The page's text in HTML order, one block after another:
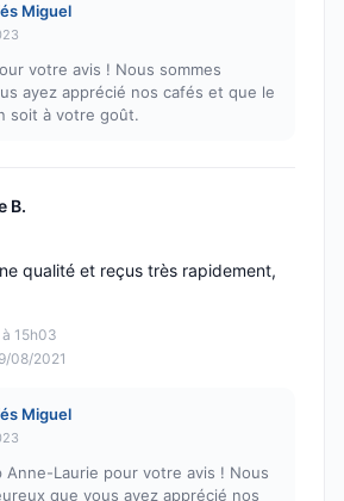
Miguel
votre avis ! Nous sommes
ayez apprécié nos cafés et que le
soit à votre goût.
B.
15h03
08/2021
qualité et reçus très rapidement,
Miguel
Anne-Laurie pour votre avis ! Nous
que vous ayez apprécié nos